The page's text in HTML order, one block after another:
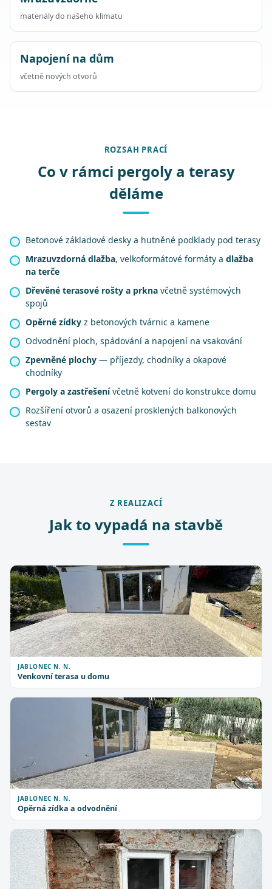
materiály do našeho klimatu
Napojení na dům
včetně nových otvorů
ROZSAH PRACÍ
Co v rámci pergoly a terasy
děláme
Betonové základové desky a hutněné podklady pod terasy
Mrazuvzdorná dlažba, velkoformátové formáty a dlažba
na terče
Dřevěné terasové rošty a prkna včetně systémových
spojů
Opěrné zídky z betonových tvárnic a kamene
Odvodnění ploch, spádování a napojení na vsakování
Zpevněné plochy — příjezdy, chodníky a okapové
chodníky
Pergoly a zastřešenívčetně kotvení do konstrukce domu
Rozšíření otvorů a osazení prosklených balkonových
sestav
Z REALIZACÍ
Jak to vypadá na stavbě
JABLONEC N. N.
Venkovní terasa u domu
JABLONEC N. N.
Opěrná zídka a odvodnění